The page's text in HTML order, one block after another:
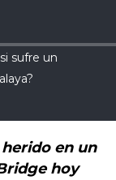
sufre un
en un
hoy